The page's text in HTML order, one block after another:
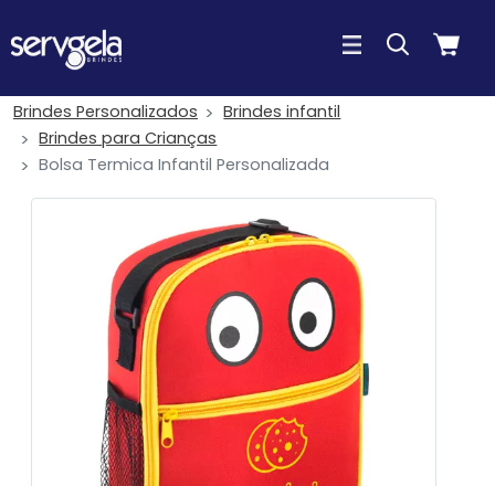
Brindes Personalizados
Brindes infantil
Brindes para Crianças
Bolsa Termica Infantil Personalizada